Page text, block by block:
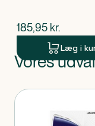
$nuværende pris
185,95 kr.
Læg i
Produkt 1 af 0
Vores
Produkter